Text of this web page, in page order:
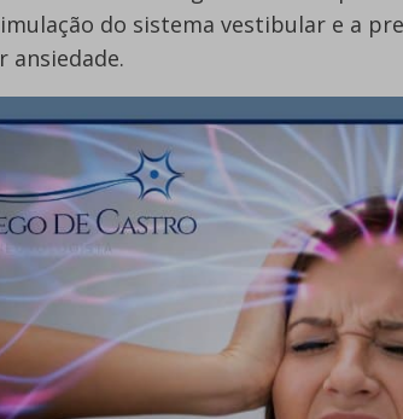
do sistema vestibular e a
ansiedade.